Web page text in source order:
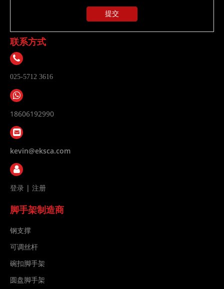
提交
联系方式
025-5712 3616
18606192990
kevin@eksca.com
登录 | 注册
脚手架制造商
钢支撑
可调丝杆
碗扣脚手架
圆盘脚手架